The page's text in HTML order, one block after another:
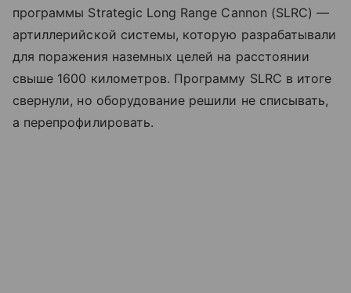
программы Strategic Long Range Cannon (SLRC) —
артиллерийской системы, которую разрабатывали
для поражения наземных целей на расстоянии
свыше 1600 километров. Программу SLRC в итоге
свернули, но оборудование решили не списывать,
а перепрофилировать.